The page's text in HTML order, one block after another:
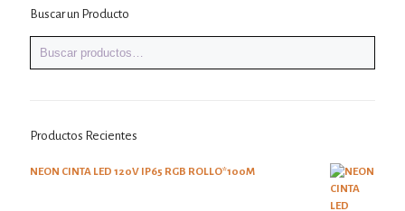
Buscar un Producto
Productos Recientes
NEON CINTA LED 120V IP65 RGB ROLLO*100M